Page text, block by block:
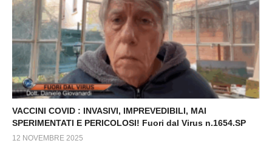
VACCINI COVID : INVASIVI, IMPREVEDIBILI, MAI
SPERIMENTATI E PERICOLOSI! Fuori dal Virus n.1654.SP
12 NOVEMBRE 2025